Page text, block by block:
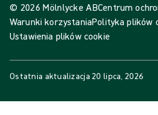
© 2026 Mölnlycke ABCentrum
Warunki korzystaniaPolityka plików
Ustawienia plików cookie
Ostatnia aktualizacja20 lipca, 2026